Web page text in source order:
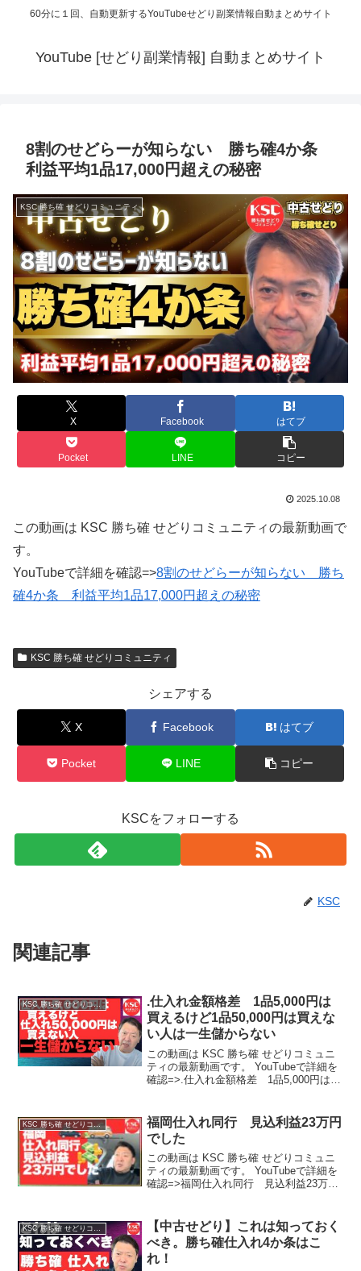
60分に１回、自動更新するYouTubeせどり副業情報自動まとめサイト
YouTube [せどり副業情報] 自動まとめサイト
8割のせどらーが知らない 勝ち確4か条
利益平均1品17,000円超えの秘密
KSC 勝ち確 せどりコミュニティ
X Facebook はてブ
Pocket LINE コピー
2025.10.08
この動画は KSC 勝ち確 せどりコミュニティの最新動画で
す。
YouTubeで詳細を確認=>8割のせどらーが知らない 勝ち
確4か条 利益平均1品17,000円超えの秘密
KSC 勝ち確 せどりコミュニティ
シェアする
X Facebook はてブ
Pocket LINE コピー
KSCをフォローする
KSC
関連記事
KSC 勝ち確 せどりコミュニティ
.仕入れ金額格差 1品5,000円は
買えるけど1品50,000円は買えな
い人は一生儲からない
この動画は KSC 勝ち確 せどりコミュニ
ティの最新動画です。 YouTubeで詳細を
確認=>.仕入れ金額格差 1品5,000円は買
KSC 勝ち確 せどりコミュニティ
福岡仕入れ同行 見込利益23万円
でした
この動画は KSC 勝ち確 せどりコミュニ
ティの最新動画です。 YouTubeで詳細を
確認=>福岡仕入れ同行 見込利益23万円
KSC 勝ち確 せどりコミュニティ
【中古せどり】これは知っておく
べき。勝ち確仕入れ4か条はこ
れ！